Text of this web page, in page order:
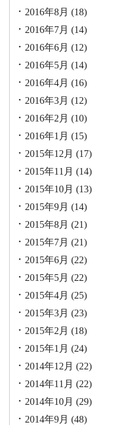
2016年8月 (18)
2016年7月 (14)
2016年6月 (12)
2016年5月 (14)
2016年4月 (16)
2016年3月 (12)
2016年2月 (10)
2016年1月 (15)
2015年12月 (17)
2015年11月 (14)
2015年10月 (13)
2015年9月 (14)
2015年8月 (21)
2015年7月 (21)
2015年6月 (22)
2015年5月 (22)
2015年4月 (25)
2015年3月 (23)
2015年2月 (18)
2015年1月 (24)
2014年12月 (22)
2014年11月 (22)
2014年10月 (29)
2014年9月 (48)